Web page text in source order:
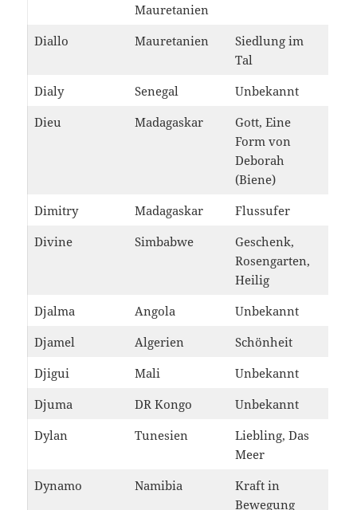
Mauretanien
Diallo Mauretanien
Siedlung im
Tal
Dialy
Senegal
Unbekannt
Dieu
Madagaskar
Gott, Eine
Form von
Deborah
(Biene)
Dimitry
Madagaskar
Flussufer
Divine
Simbabwe
Geschenk,
Rosengarten,
Heilig
Djalma
Angola
Unbekannt
Djamel
Algerien
Schönheit
Djigui
Mali
Unbekannt
Djuma
DR Kongo
Unbekannt
Dylan
Tunesien
Liebling, Das
Meer
Dynamo
Namibia
Kraft in
Bewegung